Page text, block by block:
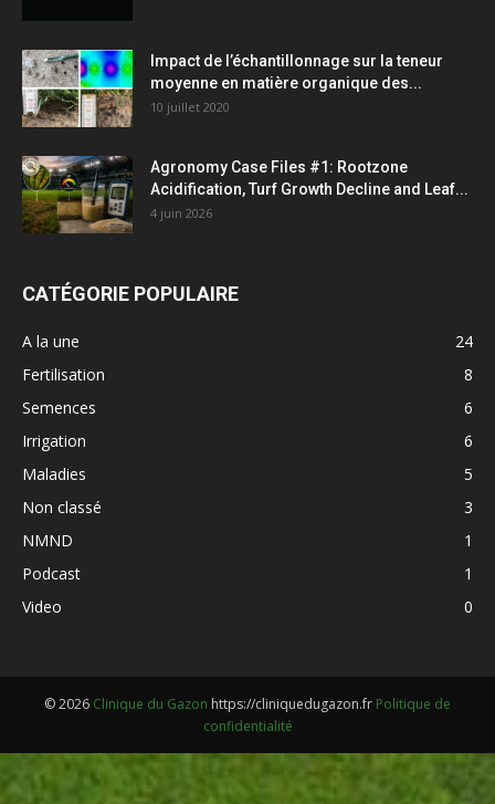
Impact de l’échantillonnage sur la teneur
moyenne en matière organique des...
10 juillet 2020
Agronomy Case Files #1: Rootzone
Acidification, Turf Growth Decline and Leaf...
4 juin 2026
CATÉGORIE POPULAIRE
A la une
24
Fertilisation
8
Semences
6
Irrigation
6
Maladies
5
Non classé
3
NMND
1
Podcast
1
Video
0
© 2026 Clinique du Gazon https://cliniquedugazon.fr Politique de
confidentialité